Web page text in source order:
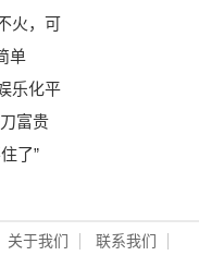
火，可
单
乐化平
富贵
了”
关于我们
联系我们